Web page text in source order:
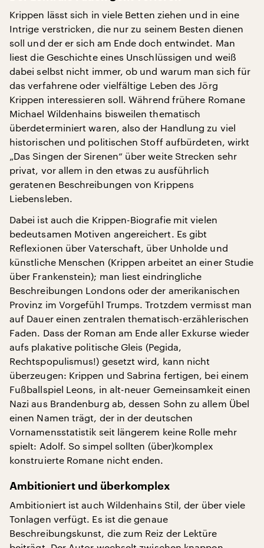
Krippen lässt sich in viele Betten ziehen und in eine
Intrige verstricken, die nur zu seinem Besten dienen
soll und der er sich am Ende doch entwindet. Man
liest die Geschichte eines Unschlüssigen und weiß
dabei selbst nicht immer, ob und warum man sich für
das verfahrene oder vielfältige Leben des Jörg
Krippen interessieren soll. Während frühere Romane
Michael Wildenhains bisweilen thematisch
überdeterminiert waren, also der Handlung zu viel
historischen und politischen Stoff aufbürdeten, wirkt
„Das Singen der Sirenen“ über weite Strecken sehr
privat, vor allem in den etwas zu ausführlich
geratenen Beschreibungen von Krippens
Liebensleben.
Dabei ist auch die Krippen-Biografie mit vielen
bedeutsamen Motiven angereichert. Es gibt
Reflexionen über Vaterschaft, über Unholde und
künstliche Menschen (Krippen arbeitet an einer Studie
über Frankenstein); man liest eindringliche
Beschreibungen Londons oder der amerikanischen
Provinz im Vorgefühl Trumps. Trotzdem vermisst man
auf Dauer einen zentralen thematisch-erzählerischen
Faden. Dass der Roman am Ende aller Exkurse wieder
aufs plakative politische Gleis (Pegida,
Rechtspopulismus!) gesetzt wird, kann nicht
überzeugen: Krippen und Sabrina fertigen, bei einem
Fußballspiel Leons, in alt-neuer Gemeinsamkeit einen
Nazi aus Brandenburg ab, dessen Sohn zu allem Übel
einen Namen trägt, der in der deutschen
Vornamensstatistik seit längerem keine Rolle mehr
spielt: Adolf. So simpel sollten (über)komplex
konstruierte Romane nicht enden.
Ambitioniert und überkomplex
Ambitioniert ist auch Wildenhains Stil, der über viele
Tonlagen verfügt. Es ist die genaue
Beschreibungskunst, die zum Reiz der Lektüre